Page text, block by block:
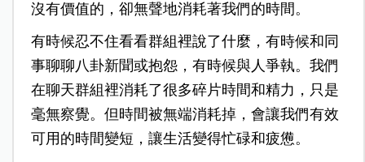
沒有價值的，卻無聲地消耗著我們的時間。
有時候忍不住看看群組裡說了什麼，有時候和同
事聊聊八卦新聞或抱怨，有時候與人爭執。我們
在聊天群組裡消耗了很多碎片時間和精力，只是
毫無察覺。但時間被無端消耗掉，會讓我們有效
可用的時間變短，讓生活變得忙碌和疲憊。